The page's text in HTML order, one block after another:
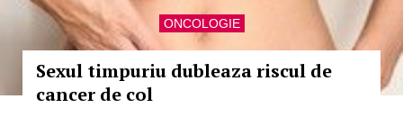
ONCOLOGIE
Sexul timpuriu dubleaza riscul de
cancer de col